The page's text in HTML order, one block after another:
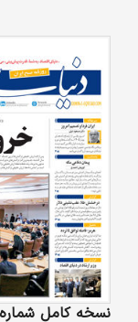
نسخه کامل شماره